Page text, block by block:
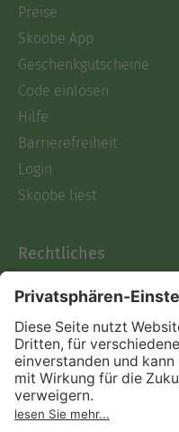
Preise
Skoobe App
Geschenkgutscheine
Code einlösen
Hilfe
Barrierefreiheit
Login
Skoobe liest
Rechtliches
AGB
Informationen nach Data
Act
Verträge hier kündigen
Impressum